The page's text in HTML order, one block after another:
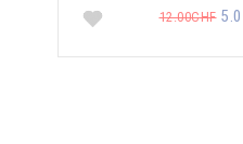
12.00CHF